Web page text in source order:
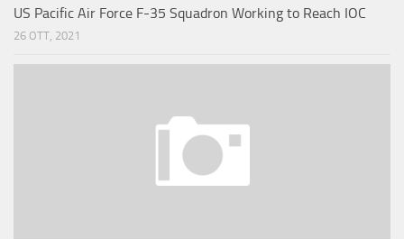
US Pacific Air Force F-35 Squadron Working to Reach IOC
26 OTT, 2021